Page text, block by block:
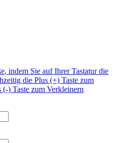
indem Sie auf Ihrer Tastatur die
die Plus (+) Taste zum
) Taste zum Verkleinern